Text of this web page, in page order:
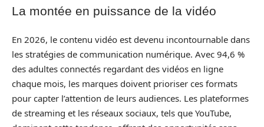
La montée en puissance de la vidéo
En 2026, le contenu vidéo est devenu incontournable dans
les stratégies de communication numérique. Avec 94,6 %
des adultes connectés regardant des vidéos en ligne
chaque mois, les marques doivent prioriser ces formats
pour capter l’attention de leurs audiences. Les plateformes
de streaming et les réseaux sociaux, tels que YouTube,